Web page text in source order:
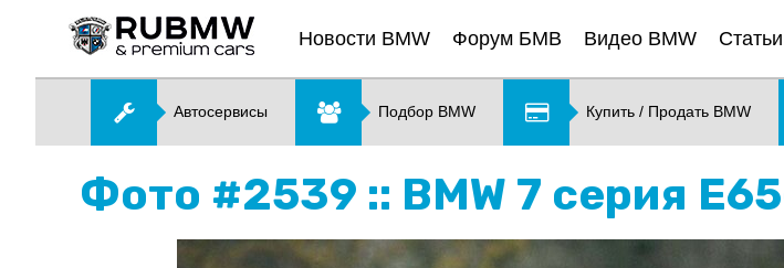
Новости BMW Форум БМВ Видео BMW
Автосервисы Подбор BMW Купить / Продать BMW
Фото #2539 :: BMW 7 серия